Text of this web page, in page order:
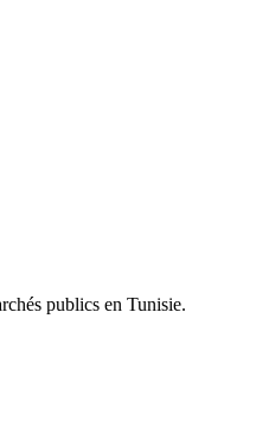
publics en Tunisie.